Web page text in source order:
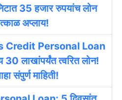
35 हजार रुपयांच लोन
अप्लाय!
Credit Personal Loan
लाखांपर्यंत त्वरित लोन!
संपुर्ण माहिती!